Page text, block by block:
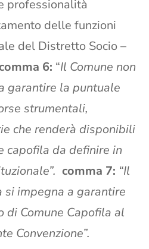
professionalità
delle funzioni
del Distretto Socio –
6: “Il Comune non
garantire la puntuale
strumentali,
che renderà disponibili
capofila da definire in
comma 7: “Il
si impegna a garantire
di Comune Capofila al
Convenzione”.